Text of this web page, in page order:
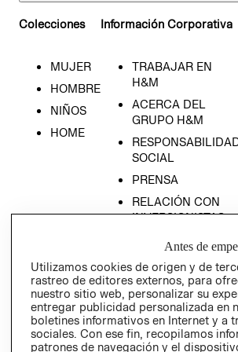
Colecciones
MUJER
HOMBRE
NIÑOS
HOME
Información Corporativa
TRABAJAR EN
H&M
ACERCA DEL
GRUPO H&M
SOCIAL
PRENSA
RELACIÓN CON
INVERSIONISTAS
POLÍTICA
EMPRESARIAL
Antes de
Utilizamos cookies de origen y de
rastreo de editores externos, para
nuestro sitio web, personalizar su
entregar publicidad personalizada en
boletines informativos en Internet y a
sociales. Con ese fin, recopilamos
patrones de navegación y el